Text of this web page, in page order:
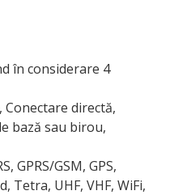
în considerare 4
Conectare directă,
bază sau birou,
GPRS/GSM, GPS,
Tetra, UHF, VHF, WiFi,